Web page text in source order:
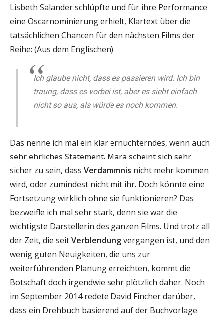
Lisbeth Salander schlüpfte und für ihre Performance
eine Oscarnominierung erhielt, Klartext über die
tatsächlichen Chancen für den nächsten Films der
Reihe: (Aus dem Englischen)
Ich glaube nicht, dass es passieren wird. Ich bin
traurig, dass es vorbei ist, aber es sieht einfach
nicht so aus, als würde es noch kommen.
Das nenne ich mal ein klar ernüchterndes, wenn auch
sehr ehrliches Statement. Mara scheint sich sehr
sicher zu sein, dass Verdammnis nicht mehr kommen
wird, oder zumindest nicht mit ihr. Doch könnte eine
Fortsetzung wirklich ohne sie funktionieren? Das
bezweifle ich mal sehr stark, denn sie war die
wichtigste Darstellerin des ganzen Films. Und trotz all
der Zeit, die seitVerblendungvergangen ist, und den
wenig guten Neuigkeiten, die uns zur
weiterführenden Planung erreichten, kommt die
Botschaft doch irgendwie sehr plötzlich daher. Noch
im September 2014 redete David Fincher darüber,
dass ein Drehbuch basierend auf der Buchvorlage